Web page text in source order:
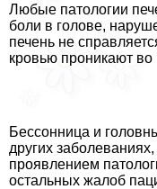
Любые патологии
боли в голове,
печень не
кровью проникают во
Бессонница и
других
проявлением
остальных жалоб